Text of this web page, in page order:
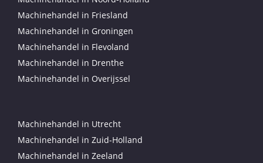
Machinehandel in Friesland
Machinehandel in Groningen
Machinehandel in Flevoland
Machinehandel in Drenthe
Machinehandel in Overijssel
Machinehandel in Utrecht
Machinehandel in Zuid-Holland
Machinehandel in Zeeland